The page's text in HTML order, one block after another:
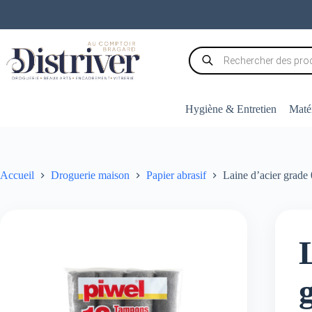
contenu
Recherche
de
produits
Hygiène & Entretien
Accueil Droguerie maison Papier abrasif Laine d’acier grade